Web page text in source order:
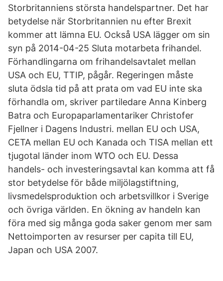
Storbritanniens största handelspartner. Det har
betydelse när Storbritannien nu efter Brexit
kommer att lämna EU. Också USA lägger om sin
syn på 2014-04-25 Sluta motarbeta frihandel.
Förhandlingarna om frihandelsavtalet mellan
USA och EU, TTIP, pågår. Regeringen måste
sluta ödsla tid på att prata om vad EU inte ska
förhandla om, skriver partiledare Anna Kinberg
Batra och Europaparlamentariker Christofer
Fjellner i Dagens Industri. mellan EU och USA,
CETA mellan EU och Kanada och TISA mellan ett
tjugotal länder inom WTO och EU. Dessa
handels- och investeringsavtal kan komma att få
stor betydelse för både miljölagstiftning,
livsmedelsproduktion och arbetsvillkor i Sverige
och övriga världen. En ökning av handeln kan
föra med sig många goda saker genom mer sam
Nettoimporten av resurser per capita till EU,
Japan och USA 2007.